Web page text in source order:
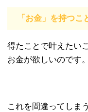
「お金」を持つ
得たことで叶えたい
お金が欲しいのです。
これを間違ってしま